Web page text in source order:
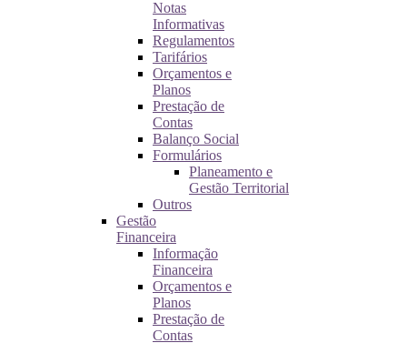
Notas
Informativas
Regulamentos
Tarifários
Orçamentos e
Planos
Prestação de
Contas
Balanço Social
Formulários
Planeamento e
Gestão Territorial
Outros
Gestão
Financeira
Informação
Financeira
Orçamentos e
Planos
Prestação de
Contas